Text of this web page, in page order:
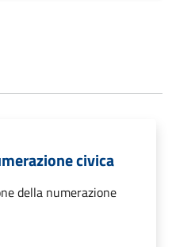
civica
della numerazione